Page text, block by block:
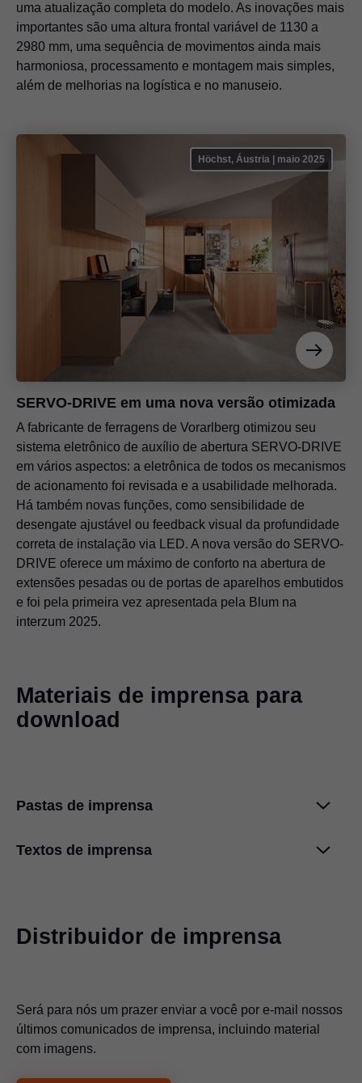
uma atualização completa do modelo. As inovações mais
importantes são uma altura frontal variável de 1130 a
2980 mm, uma sequência de movimentos ainda mais
harmoniosa, processamento e montagem mais simples,
além de melhorias na logística e no manuseio.
Höchst, Áustria | maio 2025
SERVO-DRIVE em uma nova versão otimizada
A fabricante de ferragens de Vorarlberg otimizou seu
sistema eletrônico de auxílio de abertura SERVO-DRIVE
em vários aspectos: a eletrônica de todos os mecanismos
de acionamento foi revisada e a usabilidade melhorada.
Há também novas funções, como sensibilidade de
desengate ajustável ou feedback visual da profundidade
correta de instalação via LED. A nova versão do SERVO-
DRIVE oferece um máximo de conforto na abertura de
extensões pesadas ou de portas de aparelhos embutidos
e foi pela primeira vez apresentada pela Blum na
interzum 2025.
Materiais de imprensa para
download
Pastas de imprensa
A Blum aumenta vendas para cerca de 2,4
Textos de imprensa
ZIP 4 MB 05-08-2025
para ambientes em cooperação com a
EGGER10 MB 05-08-2025
Distribuidor de imprensa
Será para nós um prazer enviar a você por e-mail nossos
últimos comunicados de imprensa, incluindo material
com imagens.